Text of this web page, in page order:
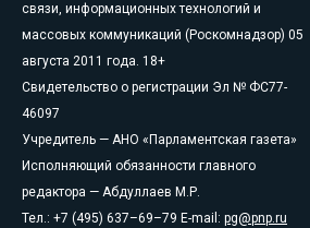
связи, информационных технологий и
массовых коммуникаций (Роскомнадзор) 05
августа 2011 года. 18+
Свидетельство о регистрации Эл № ФС77-
46097
Учредитель — АНО «Парламентская газета»
Исполняющий обязанности главного
редактора — Абдуллаев М.Р.
Тел.: +7 (495) 637–69–79 E-mail: pg@pnp.ru